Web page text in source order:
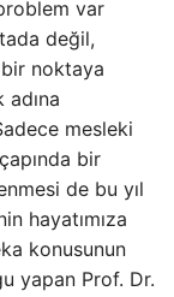
var
değil,
noktaya
mesleki
bir
de bu yıl
hayatımıza
konusunun
yapan Prof. Dr.